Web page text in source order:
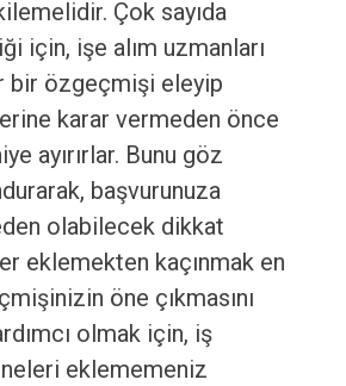
Çok sayıda
için, işe alım uzmanları
bir özgeçmişi eleyip
karar vermeden önce
ayırırlar. Bunu göz
başvurunuza
olabilecek dikkat
eklemekten kaçınmak en
öne çıkmasını
olmak için, iş
eklememeniz